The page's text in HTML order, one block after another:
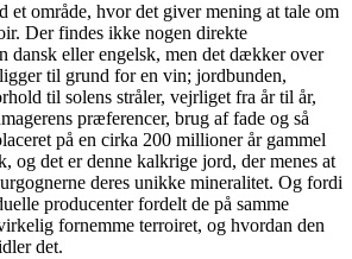
et område, hvor det giver mening at tale om
Der findes ikke nogen direkte
dansk eller engelsk, men det dækker over
til grund for en vin; jordbunden,
til solens stråler, vejrliget fra år til år,
præferencer, brug af fade og så
på en cirka 200 millioner år gammel
og det er denne kalkrige jord, der menes at
deres unikke mineralitet. Og fordi
producenter fordelt de på samme
fornemme terroiret, og hvordan den
det.